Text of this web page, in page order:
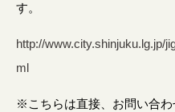
す。
http://www.city.shinjuku.lg.jp/
ml
※こちらは直接、お問い合わ